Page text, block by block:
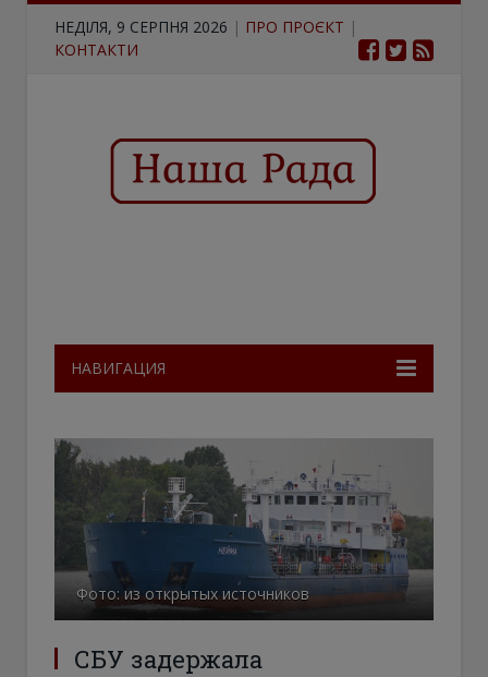
НЕДІЛЯ, 9 СЕРПНЯ 2026 | ПРО ПРОЄКТ |
КОНТАКТИ
НАВИГАЦИЯ
Фото: из открытых источников
СБУ задержала